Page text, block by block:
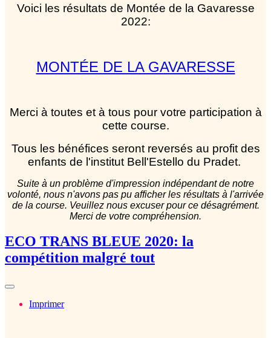
Voici les résultats de Montée de la Gavaresse
2022:
MONTÉE DE LA GAVARESSE
Merci à toutes et à tous pour votre participation à
cette course.
Tous les bénéfices seront reversés au profit des
enfants de l'institut Bell'Estello du Pradet.
Suite à un problème d'impression indépendant de notre
volonté, nous n'avons pas pu afficher les résultats à l'arrivée
de la course. Veuillez nous excuser pour ce désagrément.
Merci de votre compréhension.
ECO TRANS BLEUE 2020: la
compétition malgré tout
Imprimer